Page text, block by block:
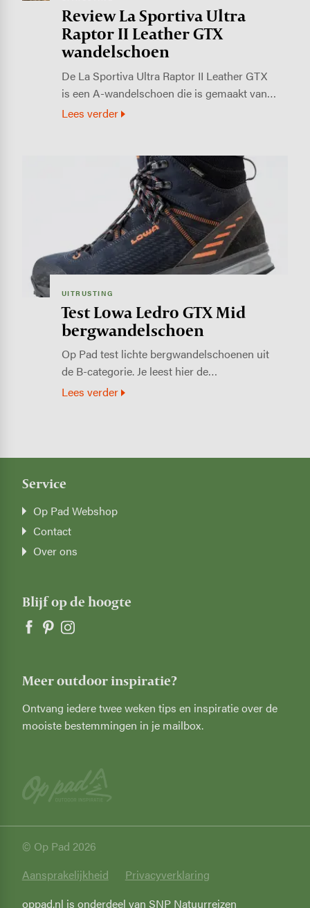
Review La Sportiva Ultra
Raptor II Leather GTX
wandelschoen
De La Sportiva Ultra Raptor II Leather GTX
is een A-wandelschoen die is gemaakt van…
Lees verder
UITRUSTING
Test Lowa Ledro GTX Mid
bergwandelschoen
Op Pad test lichte bergwandelschoenen uit
de B-categorie. Je leest hier de…
Lees verder
Service
Op Pad Webshop
Contact
Over ons
Blijf op de hoogte
Meer outdoor inspiratie?
Ontvang iedere twee weken tips en inspiratie over de
mooiste bestemmingen in je mailbox.
© Op Pad 2026
Privacy
Aansprakelijkheid
Privacyverklaring
oppad.nl is onderdeel van SNP Natuurreizen